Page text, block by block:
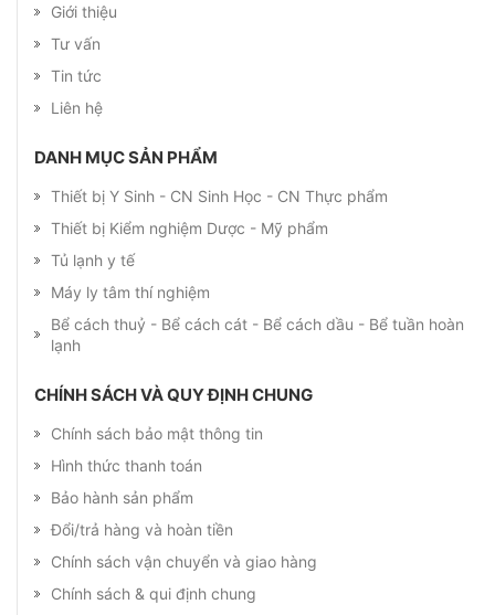
Giới thiệu
Tư vấn
Tin tức
Liên hệ
DANH MỤC SẢN PHẨM
Thiết bị Y Sinh - CN Sinh Học - CN Thực phẩm
Thiết bị Kiểm nghiệm Dược - Mỹ phẩm
Tủ lạnh y tế
Máy ly tâm thí nghiệm
Bể cách thuỷ - Bể cách cát - Bể cách dầu - Bể tuần hoàn
lạnh
CHÍNH SÁCH VÀ QUY ĐỊNH CHUNG
Chính sách bảo mật thông tin
Hình thức thanh toán
Bảo hành sản phẩm
Đổi/trả hàng và hoàn tiền
Chính sách vận chuyển và giao hàng
Chính sách & qui định chung